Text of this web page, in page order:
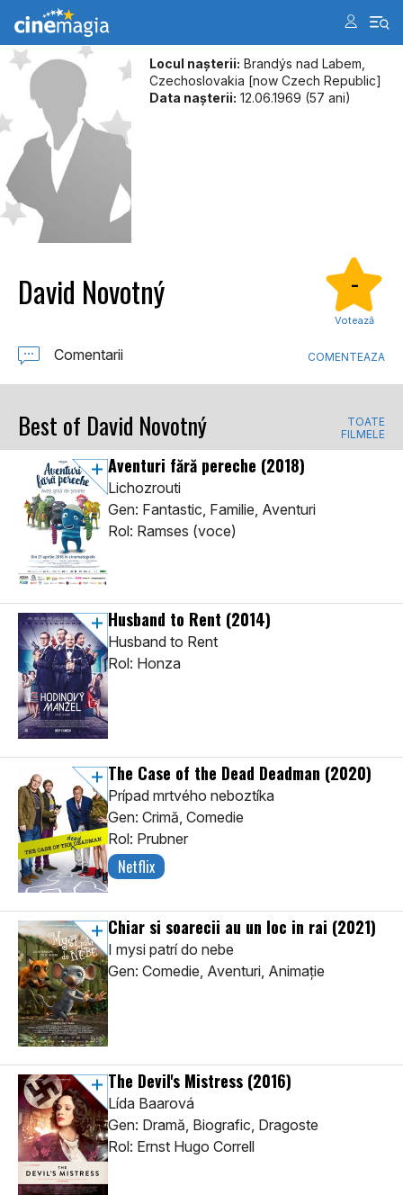
Locul naşterii: Brandýs nad Labem,
Czechoslovakia [now Czech Republic]
Data naşterii: 12.06.1969 (57 ani)
David Novotný -
Votează
Comentarii COMENTEAZA
Best of David Novotný
TOATE
FILMELE
Aventuri fără pereche (2018)
Lichozrouti
Gen: Fantastic, Familie, Aventuri
Rol: Ramses (voce)
Husband to Rent (2014)
Husband to Rent
Rol: Honza
The Case of the Dead Deadman (2020)
Prípad mrtvého neboztíka
Gen: Crimă, Comedie
Rol: Prubner
Netflix
Chiar si soarecii au un loc in rai (2021)
I mysi patrí do nebe
Gen: Comedie, Aventuri, Animaţie
The Devil's Mistress (2016)
Lída Baarová
Gen: Dramă, Biografic, Dragoste
Rol: Ernst Hugo Correll